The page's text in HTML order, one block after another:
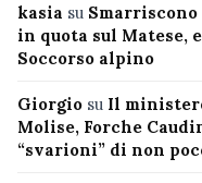
kasia su
in quota sul
Soccorso alpino
Giorgio su Il
Molise, Forche
“svarioni” di non